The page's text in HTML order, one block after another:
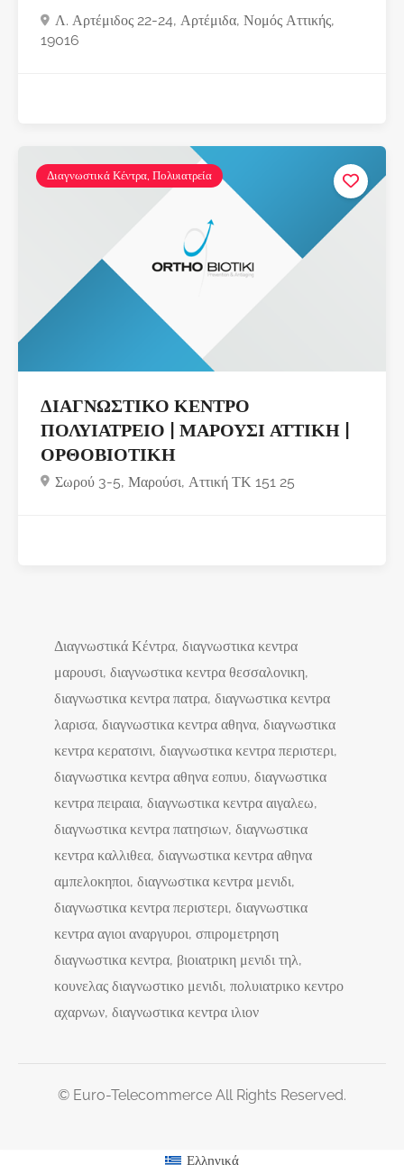
Λ. Αρτέμιδος 22-24, Αρτέμιδα, Νομός Αττικής,
19016
Διαγνωστικά Κέντρα, Πολυιατρεία
ΔΙΑΓΝΩΣΤΙΚΟ ΚΕΝΤΡΟ
ΠΟΛΥΙΑΤΡΕΙΟ | ΜΑΡΟΥΣΙ ΑΤΤΙΚΗ |
ΟΡΘΟΒΙΟΤΙΚΗ
Σωρού 3-5, Μαρούσι, Αττική ΤΚ 151 25
Διαγνωστικά Κέντρα, διαγνωστικα κεντρα
μαρουσι, διαγνωστικα κεντρα θεσσαλονικη,
διαγνωστικα κεντρα πατρα, διαγνωστικα κεντρα
λαρισα, διαγνωστικα κεντρα αθηνα, διαγνωστικα
κεντρα κερατσινι, διαγνωστικα κεντρα περιστερι,
διαγνωστικα κεντρα αθηνα εοπυυ, διαγνωστικα
κεντρα πειραια, διαγνωστικα κεντρα αιγαλεω,
διαγνωστικα κεντρα πατησιων, διαγνωστικα
κεντρα καλλιθεα, διαγνωστικα κεντρα αθηνα
αμπελοκηποι, διαγνωστικα κεντρα μενιδι,
διαγνωστικα κεντρα περιστερι, διαγνωστικα
κεντρα αγιοι αναργυροι, σπιρομετρηση
διαγνωστικα κεντρα, βιοιατρικη μενιδι τηλ,
κουνελας διαγνωστικο μενιδι, πολυιατρικο κεντρο
αχαρνων, διαγνωστικα κεντρα ιλιον
© Euro-Telecommerce All Rights Reserved.
Ελληνικά